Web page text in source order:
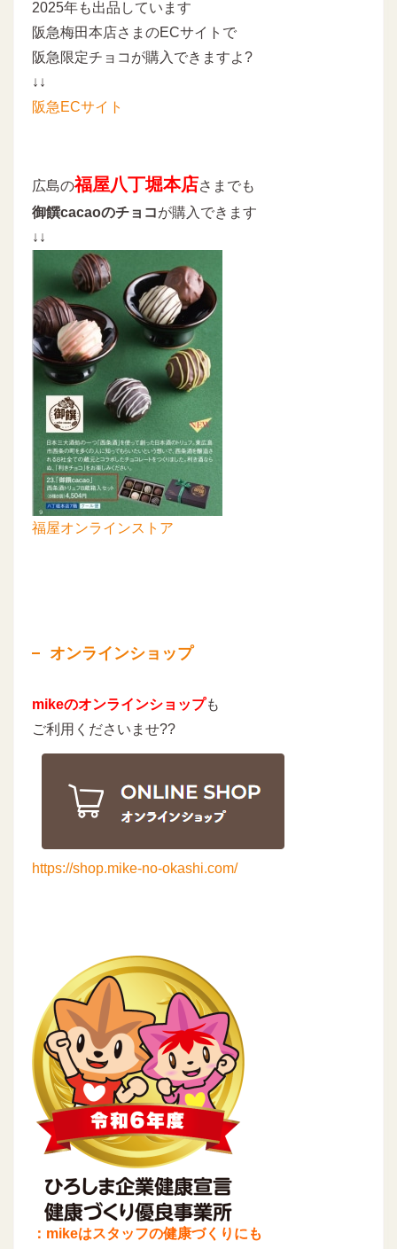
2025年も出品しています
阪急梅田本店さまのECサイトで
阪急限定チョコが購入できますよ?
↓↓
阪急ECサイト
広島の福屋八丁堀本店さまでも
御饌cacaoのチョコが購入できます
↓↓
福屋オンラインストア
オンラインショップ
mikeのオンラインショップも
ご利用くださいませ??
https://shop.mike-no-okashi.com/
：mikeはスタッフの健康づくりにも